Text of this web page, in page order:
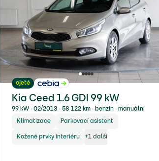
ojeté
Kia Ceed 1.6 GDI 99 kW
99 kW ∙ 02/2013 ∙ 58 122 km ∙ benzín ∙ manuální
Klimatizace Parkovací asistent
Kožené prvky interiéru +1 další